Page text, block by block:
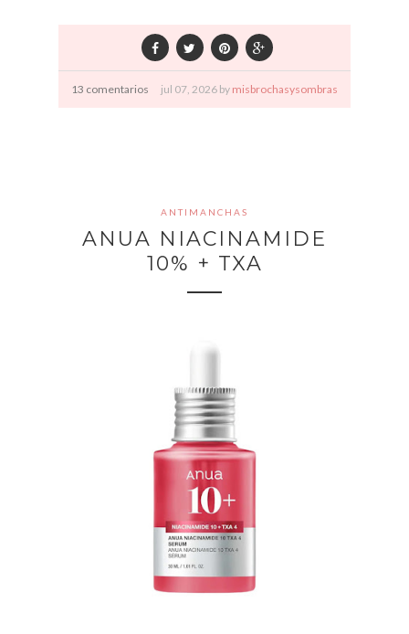
13 comentarios jul 07, 2026 by misbrochasysombras
ANTIMANCHAS
ANUA NIACINAMIDE
10% + TXA